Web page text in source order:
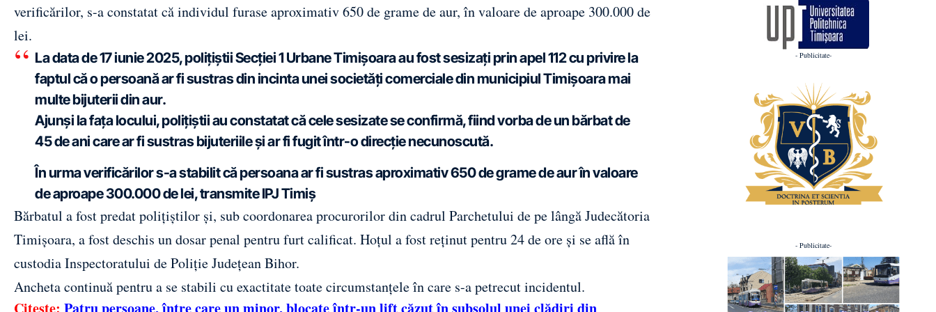
verificărilor, s-a constatat că individul furase aproximativ 650 de grame de aur, în valoare de aproape 300.000 de
lei.
La data de 17 iunie 2025, polițiștii Secției 1 Urbane Timișoara au fost sesizați prin apel 112 cu privire la
faptul că o persoană ar fi sustras din incinta unei societăți comerciale din municipiul Timișoara mai
multe bijuterii din aur.
Ajunși la fața locului, polițiștii au constatat că cele sesizate se confirmă, fiind vorba de un bărbat de
45 de ani care ar fi sustras bijuteriile și ar fi fugit într-o direcție necunoscută.
În urma verificărilor s-a stabilit că persoana ar fi sustras aproximativ 650 de grame de aur în valoare
de aproape 300.000 de lei, transmite IPJ Timiș
Bărbatul a fost predat polițiștilor și, sub coordonarea procurorilor din cadrul Parchetului de pe lângă Judecătoria
Timișoara, a fost deschis un dosar penal pentru furt calificat. Hoțul a fost reținut pentru 24 de ore și se află în
custodia Inspectoratului de Poliție Județean Bihor.
Ancheta continuă pentru a se stabili cu exactitate toate circumstanțele în care s-a petrecut incidentul.
- Publicitate-
- Publicitate-